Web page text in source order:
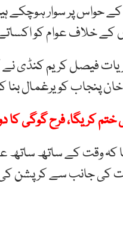
حواس پر سوار ہوچکے
کے خلاف عوام کو
فیصل کریم کنڈی
پنجاب کویرغمال بنا
کریگا، فرح گوگی کا
کہ وقت کے ساتھ ساتھ
کی جانب سے کرپشن